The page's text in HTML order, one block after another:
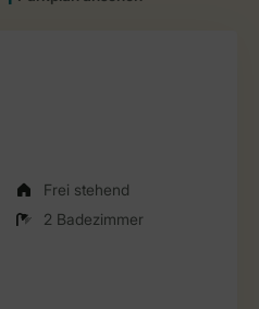
Frei stehend
2 Badezimmer